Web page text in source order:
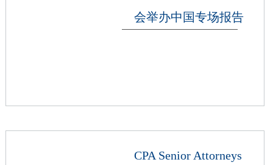
会举办中国专场报告
CPA Senior Attorneys